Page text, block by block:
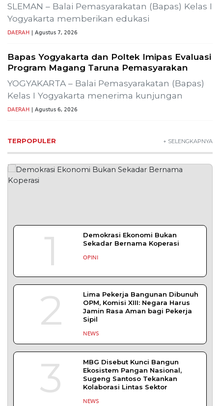
SLEMAN – Balai Pemasyarakatan (Bapas) Kelas I
Yogyakarta memberikan edukasi
DAERAH | Agustus 7, 2026
Bapas Yogyakarta dan Poltek Imipas Evaluasi
Program Magang Taruna Pemasyarakan
YOGYAKARTA – Balai Pemasyarakatan (Bapas)
Kelas I Yogyakarta menerima kunjungan
DAERAH | Agustus 6, 2026
TERPOPULER + SELENGKAPNYA
1
Demokrasi Ekonomi Bukan
Sekadar Bernama Koperasi
OPINI
2
Lima Pekerja Bangunan Dibunuh
OPM, Komisi XIII: Negara Harus
Jamin Rasa Aman bagi Pekerja
Sipil
NEWS
3
MBG Disebut Kunci Bangun
Ekosistem Pangan Nasional,
Sugeng Santoso Tekankan
Kolaborasi Lintas Sektor
NEWS